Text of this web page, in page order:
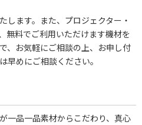
します。また、プロジェクター・
無料でご利用いただけます機材を
、お気軽にご相談の上、お申し付
早めにご相談ください。
一品一品素材からこだわり、真心